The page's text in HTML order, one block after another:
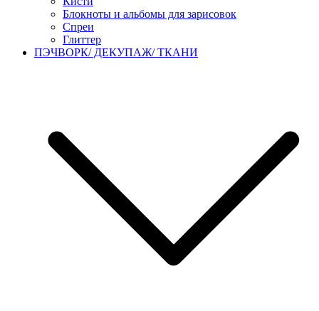
Блокноты и альбомы для зарисовок
Спреи
Глиттер
ПЭЧВОРК/ ДЕКУПАЖ/ ТКАНИ